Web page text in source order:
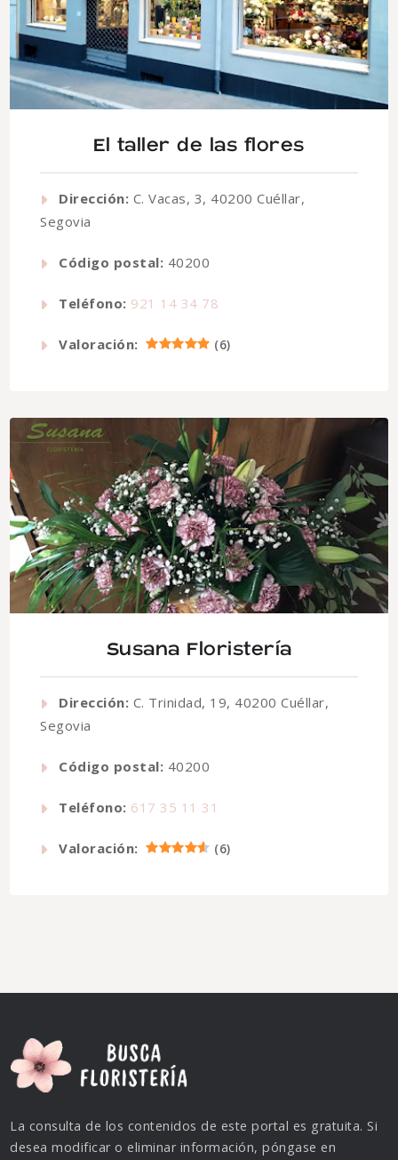
El taller de las flores
Dirección: C. Vacas, 3, 40200 Cuéllar,
Segovia
Código postal: 40200
Teléfono: 921 14 34 78
Valoración: (6)
Susana Floristería
Dirección: C. Trinidad, 19, 40200 Cuéllar,
Segovia
Código postal: 40200
Teléfono: 617 35 11 31
Valoración: (6)
La consulta de los contenidos de este portal es gratuita. Si
desea modificar o eliminar información, póngase en